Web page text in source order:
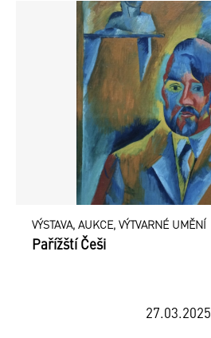
VÝSTAVA, AUKCE, VÝTVARNÉ UMĚNÍ
Pařížští Češi
27.03.2025